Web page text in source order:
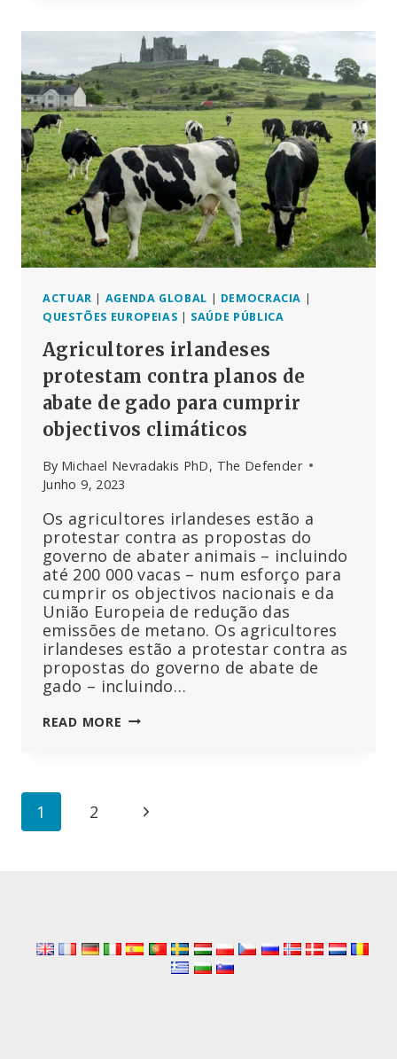
MILHÕES
DE
PESSOAS”:
OMS
E
UE
LANÇAM
NOVA
INICIATIVA
GLOBAL
DE
PASSAPORTE
(CERTIFICADO)
VACINAS
ACTUAR | AGENDA GLOBAL | DEMOCRACIA |
QUESTÕES EUROPEIAS | SAÚDE PÚBLICA
Agricultores irlandeses
protestam contra planos de
abate de gado para cumprir
objectivos climáticos
By Michael Nevradakis PhD, The Defender
Junho 9, 2023
Os agricultores irlandeses estão a
protestar contra as propostas do
governo de abater animais – incluindo
até 200 000 vacas – num esforço para
cumprir os objectivos nacionais e da
União Europeia de redução das
emissões de metano. Os agricultores
irlandeses estão a protestar contra as
propostas do governo de abate de
gado – incluindo…
READ MORE AGRICULTORES
CLIMÁTICOS
Page
1 2
Next